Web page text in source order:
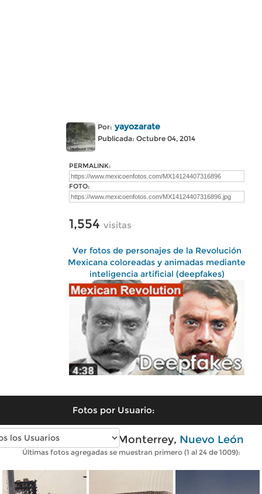
Por: yayozarate
Publicada: Octubre 04, 2014
PERMALINK:
FOTO:
1,554 visitas
Ver fotos de personajes de la Revolución
Mexicana coloreadas y animadas mediante
inteligencia artificial (deepfakes)
Fotos por Usuario:
Fotos antiguas de Monterrey, Nuevo León
Últimas fotos agregadas se muestran primero (1 al 24 de 1009):